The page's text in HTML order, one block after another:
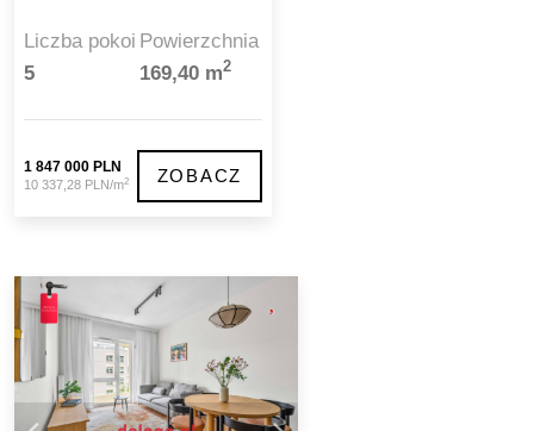
Liczba pokoi
5
Powierzchnia
169,40 m2
1 847 000 PLN
10 337,28 PLN/m2 ZOBACZ